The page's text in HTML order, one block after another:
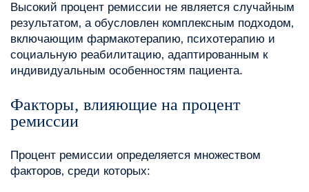
Высокий процент ремиссии не является случайным
результатом‚ а обусловлен комплексным подходом‚
включающим фармакотерапию‚ психотерапию и
социальную реабилитацию‚ адаптированным к
индивидуальным особенностям пациента.
Факторы‚ влияющие на процент
ремиссии
Процент ремиссии определяется множеством
факторов‚ среди которых: